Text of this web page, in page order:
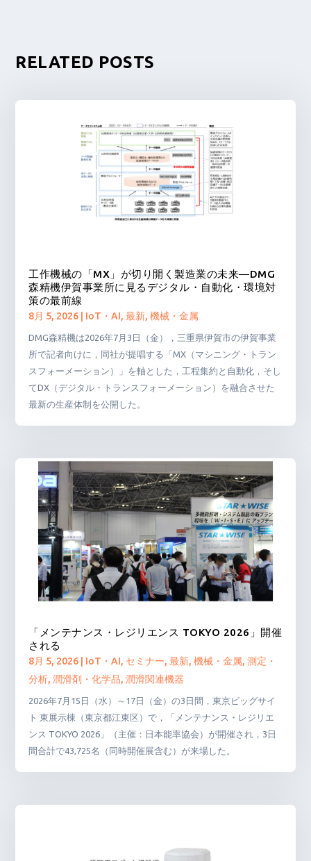
RELATED POSTS
工作機械の「MX」が切り開く製造業の未来―DMG
森精機伊賀事業所に見るデジタル・自動化・環境対
策の最前線
8月 5, 2026 IoT・AI,最新,機械・金属
DMG森精機は2026年7月3日（金），三重県伊賀市の伊賀事業
所で記者向けに，同社が提唱する「MX（マシニング・トラン
スフォーメーション）」を軸とした，工程集約と自動化，そし
てDX（デジタル・トランスフォーメーション）を融合させた
最新の生産体制を公開した。
「メンテナンス・レジリエンス TOKYO 2026」開催
される
8月 5, 2026 IoT・AI, セミナー,最新,機械・金属,測定・
分析,潤滑剤・化学品,潤滑関連機器
2026年7月15日（水）～17日（金）の3日間，東京ビッグサイ
ト 東展示棟（東京都江東区）で，「メンテナンス・レジリエ
ンス TOKYO 2026」（主催：日本能率協会）が開催され，3日
間合計で43,725名（同時開催展含む）が来場した。